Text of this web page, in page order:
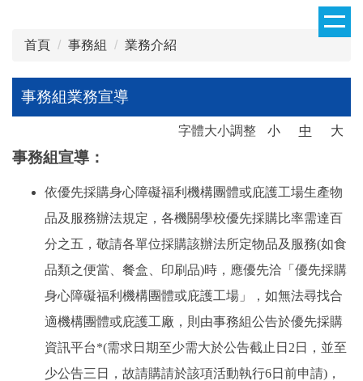
首頁 事務組 業務介紹
事務組業務宣導
字體大小調整 小 中 大
事務組宣導：
依優先採購身心障礙福利機構團體或庇護工場生產物
品及服務辦法規定，各機關學校優先採購比率需達百
分之五，敬請各單位採購該辦法所定物品及服務(如食
品類之便當、餐盒、印刷品)時，應優先洽「優先採購
身心障礙福利機構團體或庇護工場」，如無法尋找合
適機構團體或庇護工廠，則由事務組公告於優先採購
資訊平台*(需求日期至少需大於公告截止日2日，並至
少公告三日，故請購請於該項活動執行6日前申請)，